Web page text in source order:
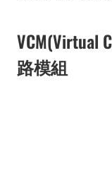
VCM(Virtual
路模組